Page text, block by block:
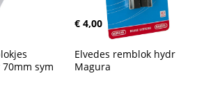
€ 4,00
sym
Elvedes remblok hydr
Magura